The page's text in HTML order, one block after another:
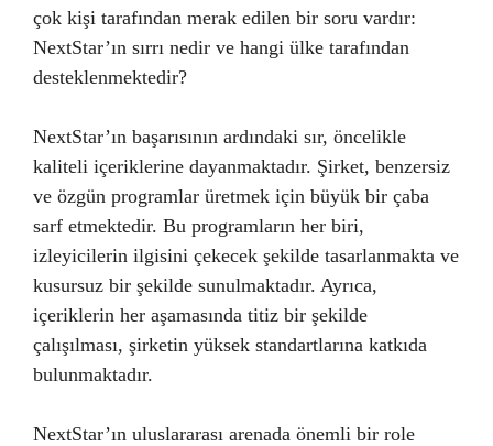
çok kişi tarafından merak edilen bir soru vardır:
NextStar’ın sırrı nedir ve hangi ülke tarafından
desteklenmektedir?
NextStar’ın başarısının ardındaki sır, öncelikle
kaliteli içeriklerine dayanmaktadır. Şirket, benzersiz
ve özgün programlar üretmek için büyük bir çaba
sarf etmektedir. Bu programların her biri,
izleyicilerin ilgisini çekecek şekilde tasarlanmakta ve
kusursuz bir şekilde sunulmaktadır. Ayrıca,
içeriklerin her aşamasında titiz bir şekilde
çalışılması, şirketin yüksek standartlarına katkıda
bulunmaktadır.
NextStar’ın uluslararası arenada önemli bir role